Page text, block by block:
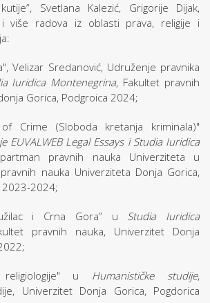
Svetlana Kalezić, Grigorije Dijak,
i više radova iz oblasti prava, religije i
Velizar Sredanović, Udruženje pravnika
Iuridica Montenegrina, Fakultet pravnih
Gorica, Podgroica 2024;
Crime (Sloboda kretanja kriminala)"
EUVALWEB Legal Essays i Studia Iuridica
pravnih nauka Univerziteta u
nauka Univerziteta Donja Gorica,
2023-2024;
i Crna Gora” u Studia Iuridica
pravnih nauka, Univerzitet Donja
religiologije" u Humanističke studije,
Univerzitet Donja Gorica, Pogdorica